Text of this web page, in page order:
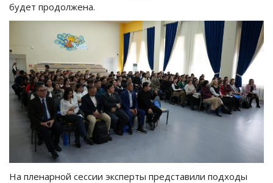
будет продолжена.
На пленарной сессии эксперты представили подходы